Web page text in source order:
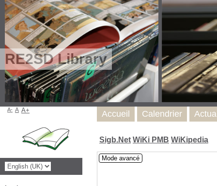
RE2SD Library
Sigb.Net WiKi PMB WiKipedia
Mode avancé
Accueil Calendrier
A- A A+